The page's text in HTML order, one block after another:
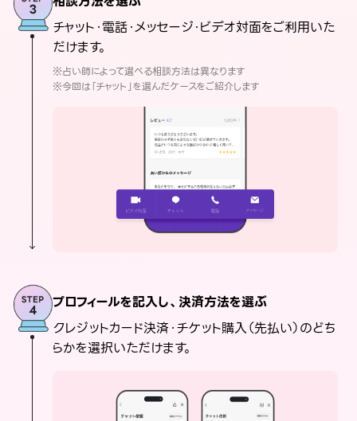
チャット・電話・メッセージ・ビデオ対面をご利用いた
だけます。
※占い師によって選べる相談方法は異なります
※今回は「チャット」を選んだケースをご紹介します
プロフィールを記入し、決済方法を選ぶ
クレジットカード決済・チケット購入（先払い）のどち
らかを選択いただけます。